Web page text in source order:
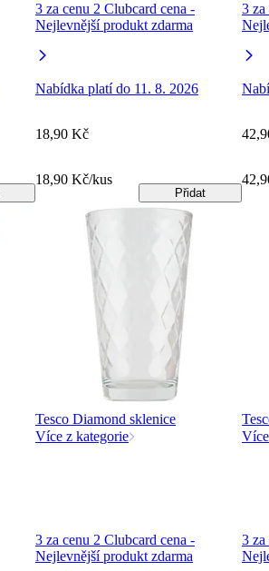
3 za cenu 2 Clubcard cena -
Nejlevnější produkt zdarma
Nabídka platí do 11. 8. 2026
18,90 Kč
18,90 Kč/kus
Přidat
3 za
Tesco Diamond sklenice
Více z kategorie
3 za cenu 2 Clubcard cena -
Nejlevnější produkt zdarma
3 za